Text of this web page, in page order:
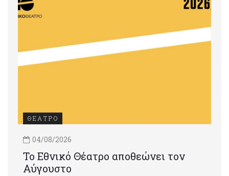
ΘΕΑΤΡΟ
04/08/2026
Το Εθνικό Θέατρο αποθεώνει τον
Αύγουστο